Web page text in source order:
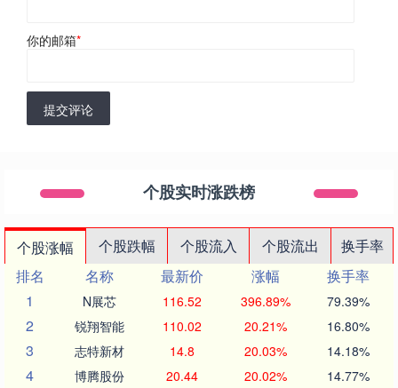
你的邮箱*
提交评论
个股实时涨跌榜
个股涨幅 个股跌幅 个股流入 个股流出
换手率
排名
名称 最新价 涨幅
换手率
1
N展芯 116.52 396.89% 79.39%
2 锐翔智能 110.02 20.21% 16.80%
3 志特新材 14.8 20.03% 14.18%
4 博腾股份 20.44 20.02% 14.77%